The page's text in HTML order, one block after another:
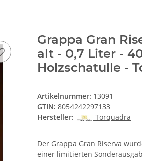
Grappa Gran
alt - 0,7 Liter -
Holzschatulle -
Artikelnummer: 13091
GTIN: 8054242297133
Hersteller:
Torquadra
Der Grappa Gran Riserva
einer limitierten